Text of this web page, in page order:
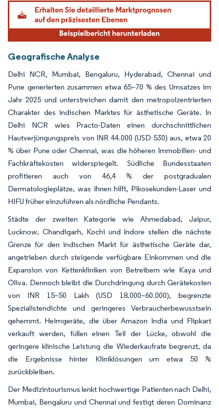
Geografische Analyse
Delhi NCR, Mumbai, Bengaluru, Hyderabad, Chennai und
Pune generierten zusammen etwa 65–70 % des Umsatzes im
Jahr 2025 und unterstreichen damit den metropolzentrierten
Charakter des indischen Marktes für ästhetische Geräte. In
Delhi NCR wies Practo-Daten einen durchschnittlichen
Hautverjüngungspreis von INR 44.000 (USD 530) aus, etwa 20
% über Pune oder Chennai, was die höheren Immobilien- und
Fachkräftekosten widerspiegelt. Südliche Bundesstaaten
profitieren auch von 46,4 % der postgradualen
Dermatologieplätze, was ihnen hilft, Pikosekunden-Laser und
HIFU früher einzuführen als nördliche Pendants.
Städte der zweiten Kategorie wie Ahmedabad, Jaipur,
Lucknow, Chandigarh, Kochi und Indore stellen die nächste
Grenze für den indischen Markt für ästhetische Geräte dar,
angetrieben durch steigende verfügbare Einkommen und die
Expansion von Kettenkliniken von Betreibern wie Kaya und
Oliva. Dennoch bleibt die Durchdringung durch Gerätekosten
von INR 15–50 Lakh (USD 18.000–60.000), begrenzte
Spezialistendichte und geringeres Verbraucherbewusstsein
gehemmt. Heimgeräte, die über Amazon India und Flipkart
verkauft werden, füllen einen Teil der Lücke, obwohl die
geringere klinische Leistung die Wiederkaufrate begrenzt, da
die Ergebnisse hinter Kliniklösungen um etwa 50 %
zurückbleiben.
Der Medizintourismus lenkt hochwertige Patienten nach Delhi,
Mumbai, Bengaluru und Chennai und festigt deren Dominanz